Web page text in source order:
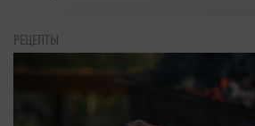
РЕЦЕПТЫ